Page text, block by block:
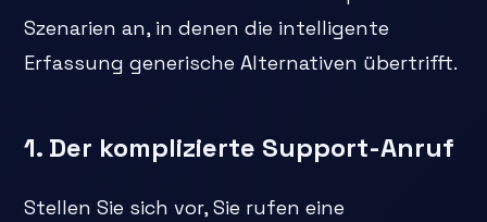
Szenarien an, in denen die intelligente
Erfassung generische Alternativen übertrifft.
1. Der komplizierte Support-Anruf
Stellen Sie sich vor, Sie rufen eine